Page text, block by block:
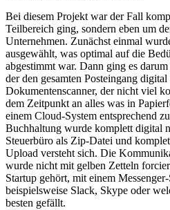
Bei diesem Projekt war der Fall
Teilbereich ging, sondern eben um
Unternehmen. Zunächst einmal
ausgewählt, was optimal auf die
abgestimmt war. Dann ging es
der den gesamten Posteingang
Dokumentenscanner, der nicht viel
dem Zeitpunkt an alles was in
einem Cloud-System entsprechend
Buchhaltung wurde komplett digital
Steuerbüro als Zip-Datei und
Upload versteht sich. Die
wurde nicht mit gelben Zetteln
Startup gehört, mit einem
beispielsweise Slack, Skype oder
besten gefällt.